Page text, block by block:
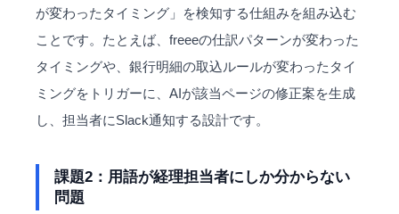
が変わったタイミング」を検知する仕組みを組み込む
ことです。たとえば、freeeの仕訳パターンが変わった
タイミングや、銀行明細の取込ルールが変わったタイ
ミングをトリガーに、AIが該当ページの修正案を生成
し、担当者にSlack通知する設計です。
課題2：用語が経理担当者にしか分からない
問題